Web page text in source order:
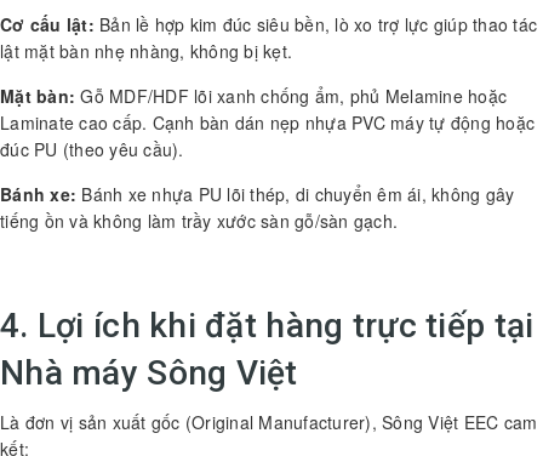
Cơ cấu lật: Bản lề hợp kim đúc siêu bền, lò xo trợ lực giúp thao tác
lật mặt bàn nhẹ nhàng, không bị kẹt.
Mặt bàn: Gỗ MDF/HDF lõi xanh chống ẩm, phủ Melamine hoặc
Laminate cao cấp. Cạnh bàn dán nẹp nhựa PVC máy tự động hoặc
đúc PU (theo yêu cầu).
Bánh xe: Bánh xe nhựa PU lõi thép, di chuyển êm ái, không gây
tiếng ồn và không làm trầy xước sàn gỗ/sàn gạch.
4. Lợi ích khi đặt hàng trực tiếp tại
Nhà máy Sông Việt
Là đơn vị sản xuất gốc (Original Manufacturer), Sông Việt EEC cam
kết: